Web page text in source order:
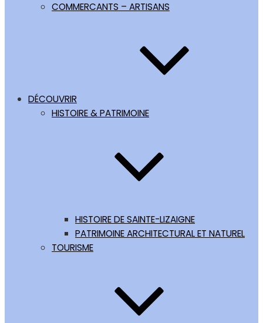
COMMERCANTS – ARTISANS
DÉCOUVRIR
HISTOIRE & PATRIMOINE
HISTOIRE DE SAINTE-LIZAIGNE
PATRIMOINE ARCHITECTURAL ET NATUREL
TOURISME